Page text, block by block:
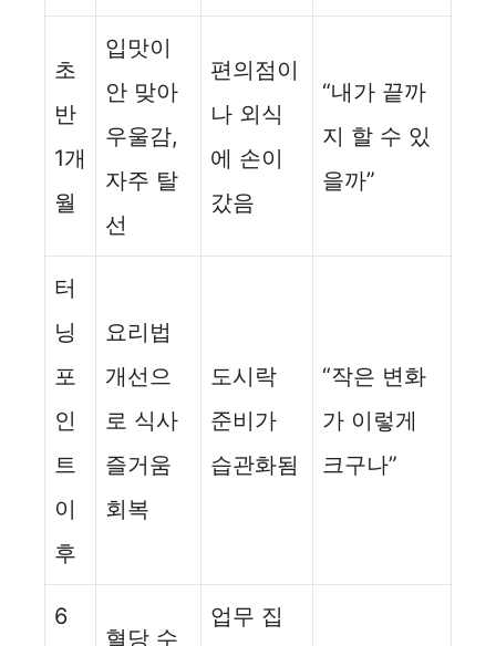
초
반
1개
월
입맛이
안 맞아
우울감,
자주 탈
선
편의점이
나 외식
에 손이
갔음
“내가 끝까
지 할 수 있
을까”
터
닝
포
인
트
이
후
요리법
개선으
로 식사
즐거움
회복
도시락
준비가
습관화됨
“작은 변화
가 이렇게
크구나”
6
혈당 수
업무 집